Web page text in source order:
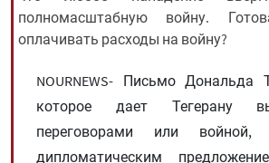
полномасштабную войну.
оплачивать расходы на войну?
NOURNEWS- Письмо Дональда
которое дает Тегерану
переговорами или войной,
дипломатическим